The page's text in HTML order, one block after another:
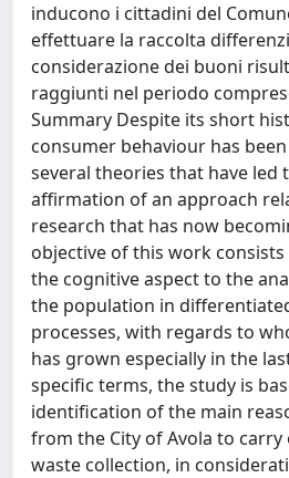
inducono i cittadini del
effettuare la raccolta
considerazione dei buoni
raggiunti nel periodo
Summary Despite its short
consumer behaviour has
several theories that have led
affirmation of an approach
research that has now
objective of this work
the cognitive aspect to the
the population in
processes, with regards to
has grown especially in the
specific terms, the study is
identification of the main
from the City of Avola to
waste collection, in